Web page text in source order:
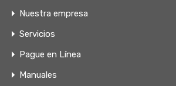
Nuestra empresa
Servicios
Pague en Línea
Manuales